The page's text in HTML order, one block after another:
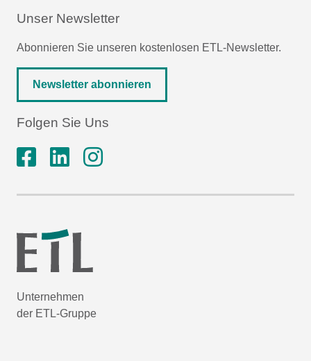
Unser Newsletter
Abonnieren Sie unseren kostenlosen ETL-Newsletter.
Newsletter abonnieren
Folgen Sie Uns
Unternehmen
der ETL-Gruppe